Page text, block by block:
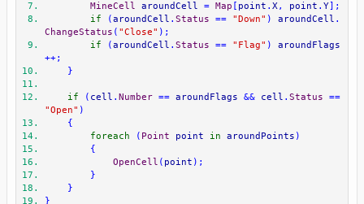
MineCell aroundCell = Map [ point . X, point . Y];
if
(aroundCell . Status == "Down" ) aroundCell .
ChangeStatus ( "Close" );
if
(aroundCell . Status == "Flag" )
aroundFlags
++;
}
if ( cell . Number == aroundFlags && cell . Status
==
"Open" )
{
foreach
( Point point in aroundPoints )
{
OpenCell ( point );
}
}
}